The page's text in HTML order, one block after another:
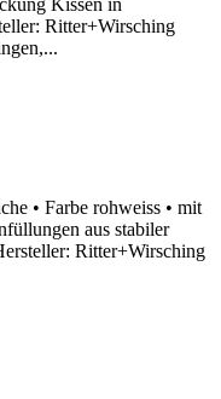
Kissen in
Ritter+Wirsching
• Farbe rohweiss • mit
aus stabiler
Ritter+Wirsching